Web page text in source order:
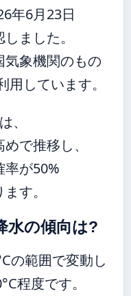
年6月23日
ました。
象機関のもの
しています。
、
で推移し、
率が50%
す。
水の傾向は?
の範囲で変動し
程度です。